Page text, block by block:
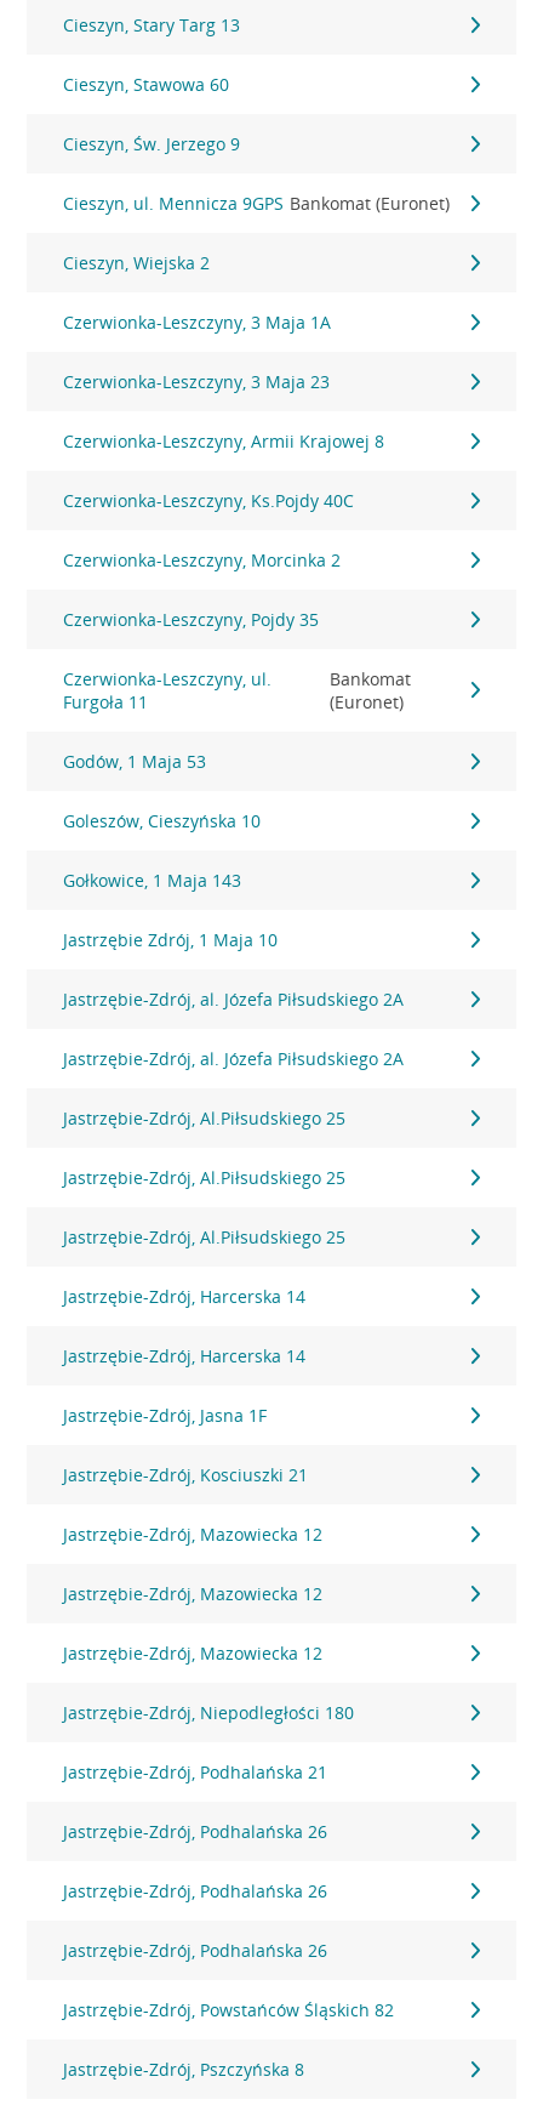
Cieszyn, Stary Targ 13
Cieszyn, Stawowa 60
Cieszyn, Św. Jerzego 9
Cieszyn, ul. Mennicza 9GPS Bankomat (Euronet)
Cieszyn, Wiejska 2
Czerwionka-Leszczyny, 3 Maja 1A
Czerwionka-Leszczyny, 3 Maja 23
Czerwionka-Leszczyny, Armii Krajowej 8
Czerwionka-Leszczyny, Ks.Pojdy 40C
Czerwionka-Leszczyny, Morcinka 2
Czerwionka-Leszczyny, Pojdy 35
Czerwionka-Leszczyny, ul.
Furgoła 11
Bankomat
(Euronet)
Godów, 1 Maja 53
Goleszów, Cieszyńska 10
Gołkowice, 1 Maja 143
Jastrzębie Zdrój, 1 Maja 10
Jastrzębie-Zdrój, al. Józefa Piłsudskiego 2A
Jastrzębie-Zdrój, al. Józefa Piłsudskiego 2A
Jastrzębie-Zdrój, Al.Piłsudskiego 25
Jastrzębie-Zdrój, Al.Piłsudskiego 25
Jastrzębie-Zdrój, Al.Piłsudskiego 25
Jastrzębie-Zdrój, Harcerska 14
Jastrzębie-Zdrój, Harcerska 14
Jastrzębie-Zdrój, Jasna 1F
Jastrzębie-Zdrój, Kosciuszki 21
Jastrzębie-Zdrój, Mazowiecka 12
Jastrzębie-Zdrój, Mazowiecka 12
Jastrzębie-Zdrój, Mazowiecka 12
Jastrzębie-Zdrój, Niepodległości 180
Jastrzębie-Zdrój, Podhalańska 21
Jastrzębie-Zdrój, Podhalańska 26
Jastrzębie-Zdrój, Podhalańska 26
Jastrzębie-Zdrój, Podhalańska 26
Jastrzębie-Zdrój, Powstańców Śląskich 82
Jastrzębie-Zdrój, Pszczyńska 8